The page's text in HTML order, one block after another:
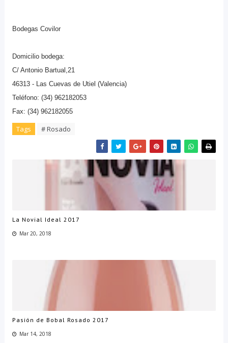
Bodegas Covilor
Domicilio bodega:
C/ Antonio Bartual,21
46313 - Las Cuevas de Utiel (Valencia)
Teléfono: (34) 962182053
Fax: (34) 962182055
Tags # Rosado
La Novial Ideal 2017
Mar 20, 2018
Pasión de Bobal Rosado 2017
Mar 14, 2018